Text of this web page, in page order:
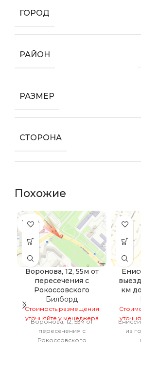
ГОРОД
РАЙОН
РАЗМЕР
СТОРОНА
Похожие
ПРОДА
НО
Воронова, 12, 55м от
пересечения с
Рокоссовского
Билборд
Стоимость размещения
уточняйте у менеджера
Воронова, 12, 55м от
пересечения с
Рокоссовского
км
из